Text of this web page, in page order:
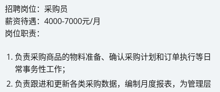
招聘岗位：采购员
薪资待遇：4000-7000元/月
岗位职责：
负责采购商品的物料准备、确认采购计划和订单执行等日
常事务性工作；
负责跟进和更新各类采购数据，编制月度报表，为管理层